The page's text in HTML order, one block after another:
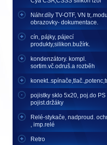
Náhr.díly TV-OTF, VN
obrazovky- dokumentace.
cín, pájky, pájecí
produkty,silikon.bužírk.
kondenzátory. kompl.
sortim.vč.odruš.a rozběh
pojistky sklo 5x20, poj.do PS
pojist.držáky
Relé-stykače, nadproud.
, imp.relé
Retro